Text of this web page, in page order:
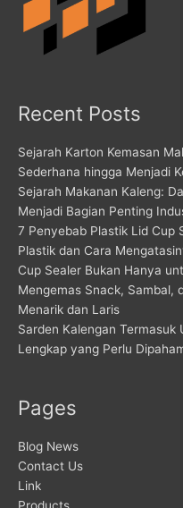
Recent Posts
Sejarah Karton Kemasan
Sederhana hingga Menjadi
Sejarah Makanan Kaleng:
Menjadi Bagian Penting
7 Penyebab Plastik Lid Cup
Plastik dan Cara
Cup Sealer Bukan Hanya
Mengemas Snack, Sambal,
Menarik dan Laris
Sarden Kalengan Termasuk
Lengkap yang Perlu
Pages
Blog News
Contact Us
Link
Products